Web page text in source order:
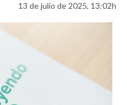
13 de julio de 2025, 13:02h